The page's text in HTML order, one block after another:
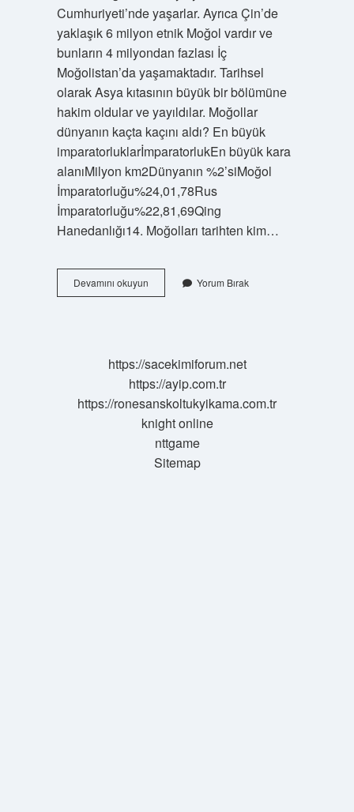
Cumhuriyeti’nde yaşarlar. Ayrıca Çin’de
yaklaşık 6 milyon etnik Moğol vardır ve
bunların 4 milyondan fazlası İç
Moğolistan’da yaşamaktadır. Tarihsel
olarak Asya kıtasının büyük bir bölümüne
hakim oldular ve yayıldılar. Moğollar
dünyanın kaçta kaçını aldı? En büyük
imparatorluklarİmparatorlukEn büyük kara
alanıMilyon km2Dünyanın %2’siMoğol
İmparatorluğu%24,01,78Rus
İmparatorluğu%22,81,69Qing
Hanedanlığı14. Moğolları tarihten kim…
Devamını okuyunMoğollar
Avrupada
Yorum Bırak
https://sacekimiforum.net
https://ayip.com.tr
https://ronesanskoltukyikama.com.tr
knight online
nttgame
Sitemap